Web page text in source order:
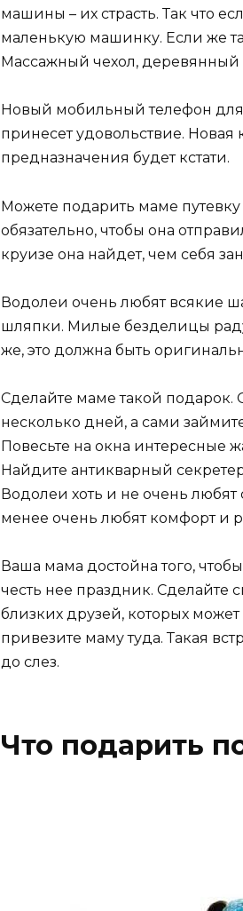
машины – их страсть. Так что
маленькую машинку. Если же
Массажный чехол, деревянный
Новый мобильный телефон
принесет удовольствие.
предназначения будет кстати.
Можете подарить маме
обязательно, чтобы она
круизе она найдет, чем себя
Водолеи очень любят всякие
шляпки. Милые безделицы
же, это должна быть
Сделайте маме такой подарок.
несколько дней, а сами
Повесьте на окна интересные
Найдите антикварный
Водолеи хоть и не очень любят
менее очень любят комфорт и
Ваша мама достойна того,
честь нее праздник. Сделайте
близких друзей, которых
привезите маму туда. Такая
до слез.
Что подарить